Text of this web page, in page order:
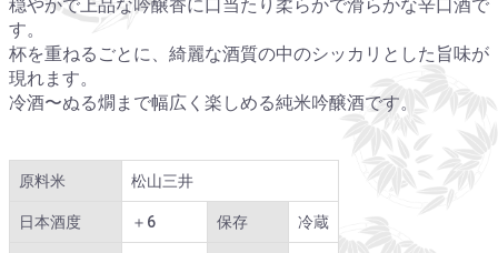
穏やかで上品な吟醸香に口当たり柔らかで滑らかな辛口酒で
す。
杯を重ねるごとに、綺麗な酒質の中のシッカリとした旨味が
現れます。
冷酒〜ぬる燗まで幅広く楽しめる純米吟醸酒です。
原料米 松山三井
日本酒度 ＋6 保存 冷蔵